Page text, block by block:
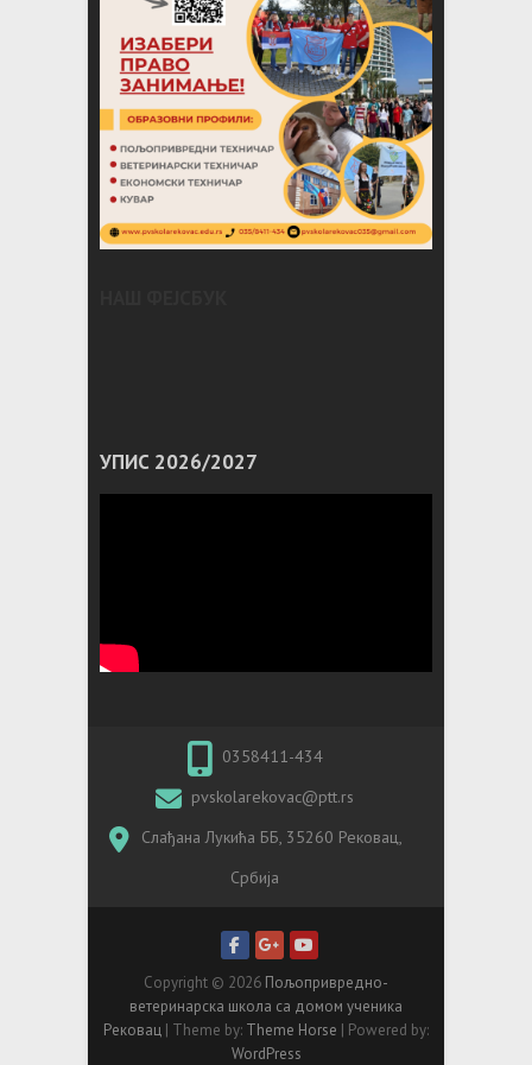
УПИС 2026/2027
0358411-434
pvskolarekovac@ptt.rs
Слађана Лукића ББ, 35260 Рековац,
Србија
Copyright © 2026 Пољопривредно-
ветеринарска школа са домом ученика
Рековац | Theme by: Theme Horse | Powered by:
WordPress